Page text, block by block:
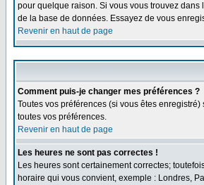
pour quelque raison. Si vous vous trouvez
de la base de données. Essayez de vous
Revenir en haut de page
Comment puis-je changer mes préférences ?
Toutes vos préférences (si vous êtes
toutes vos préférences.
Revenir en haut de page
Les heures ne sont pas correctes !
Les heures sont certainement correctes;
horaire qui vous convient, exemple : Londres,